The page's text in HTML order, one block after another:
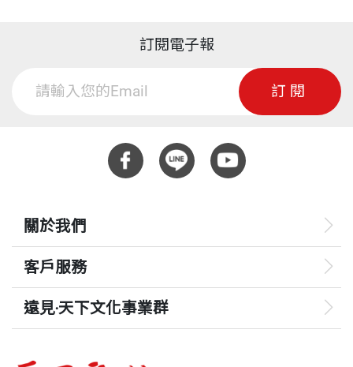
訂閱電子報
訂閱
關於我們
客戶服務
遠見‧天下文化事業群